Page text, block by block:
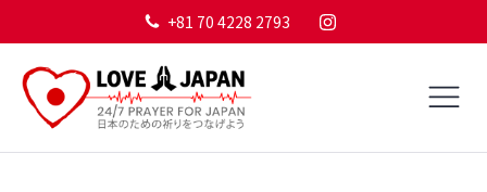
+81 70 4228 2793